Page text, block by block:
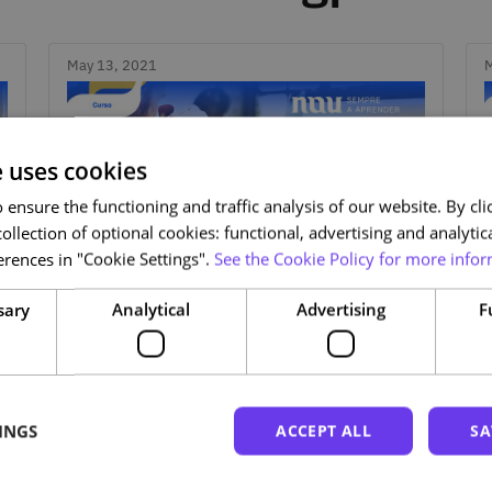
May 13, 2021
Curso “Introdução às Redes
Sociais”: Aprenda a
publicitar através das redes
May 13, 2021
Categories
ABOUT THE COURSE
cookies
ensure the functioning and traffic analysis of our website. By
of optional cookies: functional, advertising and
in "Cookie Settings". See the Cookie Policy for more
Analytical Advertising
ACCEPT ALL